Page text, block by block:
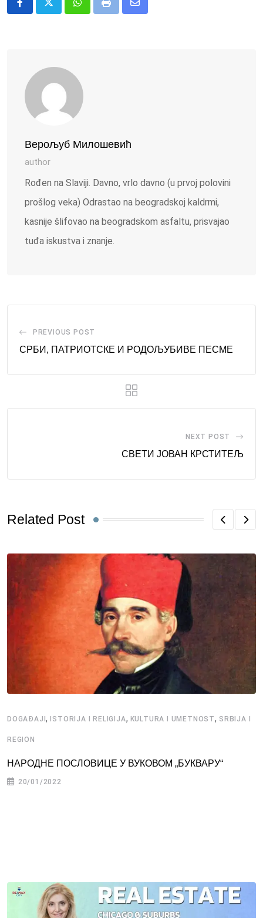
WhatsappPrint
Share
Верољуб Милошевић
author
Rođen na Slaviji. Davno, vrlo davno (u prvoj polovini
prošlog veka) Odrastao na beogradskoj kaldrmi,
kasnije šlifovao na beogradskom asfaltu, prisvajao
tuđa iskustva i znanje.
PREVIOUS POST
СРБИ, ПАТРИОТСКЕ И РОДОЉУБИВЕ ПЕСМЕ
NEXT POST
СВЕТИ ЈОВАН КРСТИТЕЉ
Related Post
DOGAĐAJI,ISTORIJA I RELIGIJA, KULTURA I UMETNOST, SRBIJA I
REGION
НАРОДНЕ ПОСЛОВИЦЕ У ВУКОВОМ „БУКВАРУ“
20/01/2022